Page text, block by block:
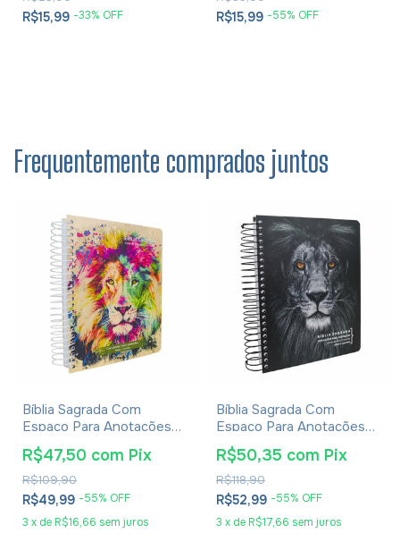
R$15,99 -33% OFF R$15,99 -55% OFF
Frequentemente comprados juntos
Bíblia Sagrada Com
Espaço Para Anotações
Harpa Avivada E Corinhos
Lion Colors
R$49,99 -55% OFF
3 x de R$16,66 sem juros
R$109,90
R$47,50 com Pix
Bíblia Sagrada Com
Espaço Para Anotações
Harpa Avivada E Corinhos
Leão PB
R$52,99 -55% OFF
3 x de R$17,66 sem juros
R$118,90
R$50,35 com Pix